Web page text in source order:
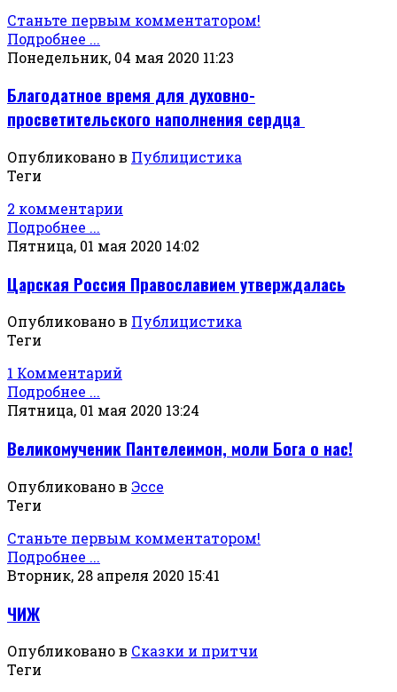
Станьте первым комментатором!
Подробнее ...
Понедельник, 04 мая 2020 11:23
Благодатное время для духовно-
просветительского наполнения сердца
Опубликовано в Публицистика
Теги
2 комментарии
Подробнее ...
Пятница, 01 мая 2020 14:02
Царская Россия Православием утверждалась
Опубликовано в Публицистика
Теги
1 Комментарий
Подробнее ...
Пятница, 01 мая 2020 13:24
Великомученик Пантелеимон, моли Бога о нас!
Опубликовано в Эссе
Теги
Станьте первым комментатором!
Подробнее ...
Вторник, 28 апреля 2020 15:41
ЧИЖ
Опубликовано в Сказки и притчи
Теги